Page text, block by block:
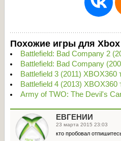
Похожие игры для Xbox
Battlefield: Bad Company 2
Battlefield: Bad Company
Battlefield 3 (2011) XBOX360
Battlefield 4 (2013) XBOX360
Army of TWO: The Devil's
ЕВГЕНИЙ
23 марта 2015 23:03
кто пробовал